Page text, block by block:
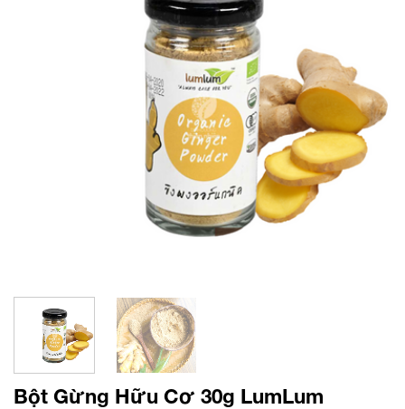
Bột Gừng Hữu Cơ 30g LumLum